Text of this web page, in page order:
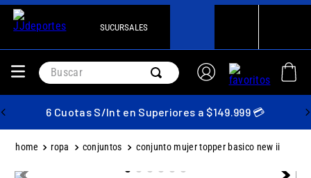
SUCURSALES
Buscar
6 Cuotas S/Int en Superiores a $149.999 💳
ropa conjuntos conjunto mujer topper basico new ii